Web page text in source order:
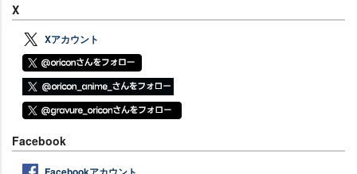
X
Xアカウント
Facebook